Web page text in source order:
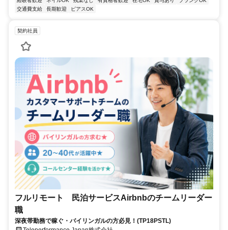
交通費支給
長期歓迎 ピアスOK
契約社員
フルリモート 民泊サービスAirbnbのチームリーダー
職
深夜帯勤務で稼ぐ・バイリンガルの方必見！(TP18PSTL)